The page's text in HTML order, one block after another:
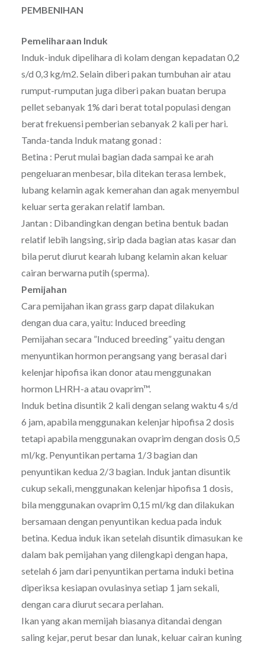
PEMBENIHAN
Pemeliharaan Induk
Induk-induk dipelihara di kolam dengan kepadatan 0,2
s/d 0,3 kg/m2. Selain diberi pakan tumbuhan air atau
rumput-rumputan juga diberi pakan buatan berupa
pellet sebanyak 1% dari berat total populasi dengan
berat frekuensi pemberian sebanyak 2 kali per hari.
Tanda-tanda Induk matang gonad :
Betina : Perut mulai bagian dada sampai ke arah
pengeluaran menbesar, bila ditekan terasa lembek,
lubang kelamin agak kemerahan dan agak menyembul
keluar serta gerakan relatif lamban.
Jantan : Dibandingkan dengan betina bentuk badan
relatif lebih langsing, sirip dada bagian atas kasar dan
bila perut diurut kearah lubang kelamin akan keluar
cairan berwarna putih (sperma).
Pemijahan
Cara pemijahan ikan grass garp dapat dilakukan
dengan dua cara, yaitu: Induced breeding
Pemijahan secara ”Induced breeding” yaitu dengan
menyuntikan hormon perangsang yang berasal dari
kelenjar hipofisa ikan donor atau menggunakan
hormon LHRH-a atau ovaprim™.
Induk betina disuntik 2 kali dengan selang waktu 4 s/d
6 jam, apabila menggunakan kelenjar hipofisa 2 dosis
tetapi apabila menggunakan ovaprim dengan dosis 0,5
ml/kg. Penyuntikan pertama 1/3 bagian dan
penyuntikan kedua 2/3 bagian. Induk jantan disuntik
cukup sekali, menggunakan kelenjar hipofisa 1 dosis,
bila menggunakan ovaprim 0,15 ml/kg dan dilakukan
bersamaan dengan penyuntikan kedua pada induk
betina. Kedua induk ikan setelah disuntik dimasukan ke
dalam bak pemijahan yang dilengkapi dengan hapa,
setelah 6 jam dari penyuntikan pertama induki betina
diperiksa kesiapan ovulasinya setiap 1 jam sekali,
dengan cara diurut secara perlahan.
Ikan yang akan memijah biasanya ditandai dengan
saling kejar, perut besar dan lunak, keluar cairan kuning